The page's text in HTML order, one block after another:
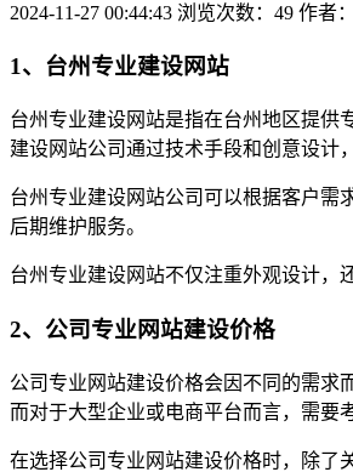
2024-11-27 00:44:43 浏览次数：49 作者
1、台州专业建设网站
台州专业建设网站是指在台州地区提供
建设网站公司通过技术手段和创意设计
台州专业建设网站公司可以根据客户需
后期维护服务。
台州专业建设网站不仅注重外观设计，
2、公司专业网站建设价格
公司专业网站建设价格会因不同的需求
而对于大型企业或电商平台而言，需要
在选择公司专业网站建设价格时，除了